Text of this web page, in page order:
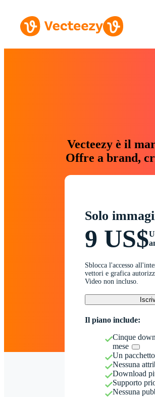
Vecteezy è il
Offre a brand,
Solo
9 US$
Sblocca l'accesso
vettori e grafica
Video non incluso.
Il piano include:
Cinque
mese
Un
Nessuna
Download
Supporto
Nessuna